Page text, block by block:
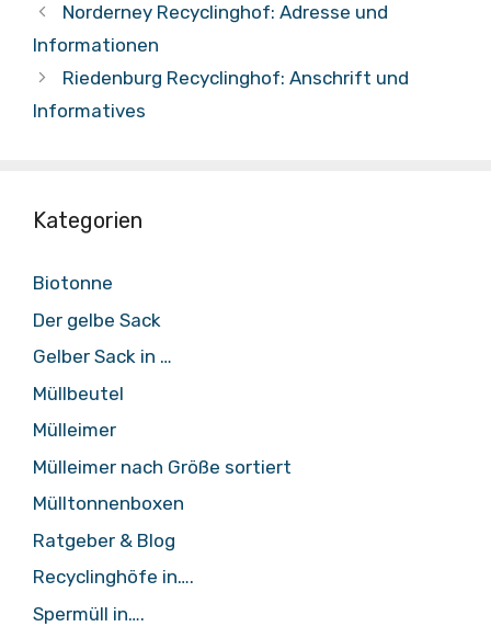
Norderney Recyclinghof: Adresse und
Informationen
Riedenburg Recyclinghof: Anschrift und
Informatives
Kategorien
Biotonne
Der gelbe Sack
Gelber Sack in …
Müllbeutel
Mülleimer
Mülleimer nach Größe sortiert
Mülltonnenboxen
Ratgeber & Blog
Recyclinghöfe in….
Spermüll in….